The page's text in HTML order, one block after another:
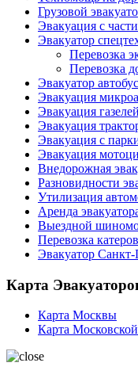
Грузовой
Эвакуация с
Эвакуатор
Перевозка
Перевозка
Эвакуатор
Эвакуация
Эвакуация газелей
Эвакуация
Эвакуация с
Эвакуация
Внедорожная
Разновидности
Утилизация
Аренда
Выездной
Перевозка катеров
Эвакуатор Санкт-
Карта
Карта Москвы
Карта